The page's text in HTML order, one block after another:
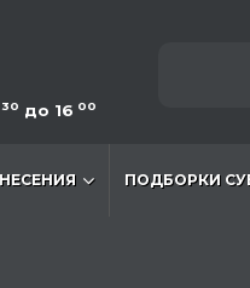
30 до 16 00
ПОДБОРКИ